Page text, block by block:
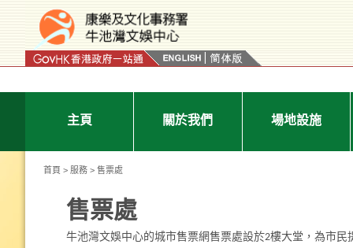
主頁 關於我們 場地設施
首頁 > 服務 > 售票處
售票處
牛池灣文娛中心的城市售票網售票處設於2樓大堂，為市民